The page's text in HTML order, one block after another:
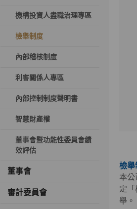
機構投資人盡職治理專區
檢舉制度
內部稽核制度
利害關係人專區
內部控制制度聲明書
智慧財產權
董事會暨功能性委員會績
效評估
董事會
審計委員會
檢舉
本
定
舉。